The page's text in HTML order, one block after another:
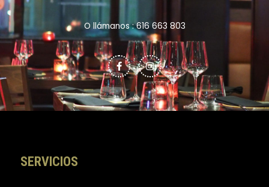
O llámanos : 616 663 803
a
c
e
b
o
o
k
I
n
s
t
a
g
r
a
SERVICIOS